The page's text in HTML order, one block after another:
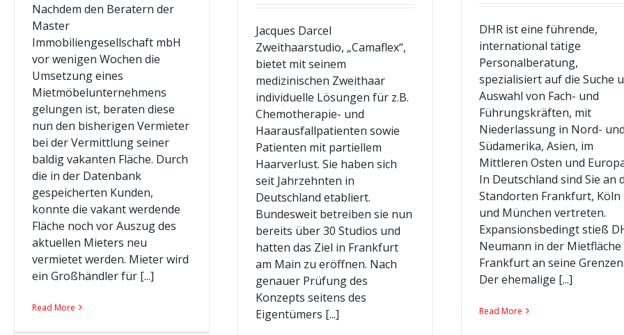
Nachdem den Beratern der
Master
Immobiliengesellschaft mbH
vor wenigen Wochen die
Umsetzung eines
Mietmöbelunternehmens
gelungen ist, beraten diese
nun den bisherigen Vermieter
bei der Vermittlung seiner
baldig vakanten Fläche. Durch
die in der Datenbank
gespeicherten Kunden,
konnte die vakant werdende
Fläche noch vor Auszug des
aktuellen Mieters neu
vermietet werden. Mieter wird
ein Großhändler für [...]
Read More
Jacques Darcel
Zweithaarstudio, „Camaflex“,
bietet mit seinem
medizinischen Zweithaar
individuelle Lösungen für z.B.
Chemotherapie- und
Haarausfallpatienten sowie
Patienten mit partiellem
Haarverlust. Sie haben sich
seit Jahrzehnten in
Deutschland etabliert.
Bundesweit betreiben sie nun
bereits über 30 Studios und
hatten das Ziel in Frankfurt
am Main zu eröffnen. Nach
genauer Prüfung des
Konzepts seitens des
Eigentümers [...]
DHR ist eine führende,
international tätige
Personalberatung,
spezialisiert auf die Suche
Auswahl von Fach- und
Führungskräften, mit
Niederlassung in Nord- und
Südamerika, Asien, im
Mittleren Osten und
In Deutschland sind Sie an
Standorten Frankfurt, Köln
und München vertreten.
Expansionsbedingt stieß
Neumann in der Mietfläche
Frankfurt an seine Grenzen.
Der ehemalige [...]
Read More